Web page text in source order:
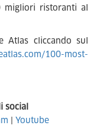
ristoranti al
Atlas cliccando sul
100-most-
social
| Youtube